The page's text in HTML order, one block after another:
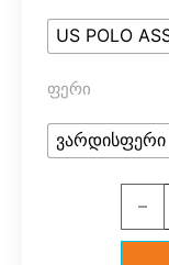
US POLO
ფერი
ვარდისფერი
US